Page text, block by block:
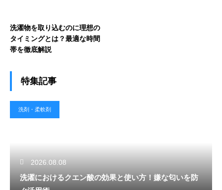
洗濯物を取り込むのに理想の
タイミングとは？最適な時間
帯を徹底解説
特集記事
洗剤・柔軟剤
2026.08.08
洗濯におけるクエン酸の効果と使い方！嫌な匂いを防